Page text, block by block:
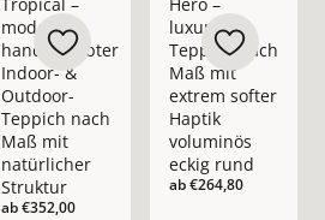
moderner
handgewebter
Indoor- &
Outdoor-
Teppich nach
Maß mit
natürlicher
Struktur
ab€352,00
luxuriöser
Teppich nach
Maß mit
extrem softer
Haptik
voluminös
eckig rund
ab€264,80